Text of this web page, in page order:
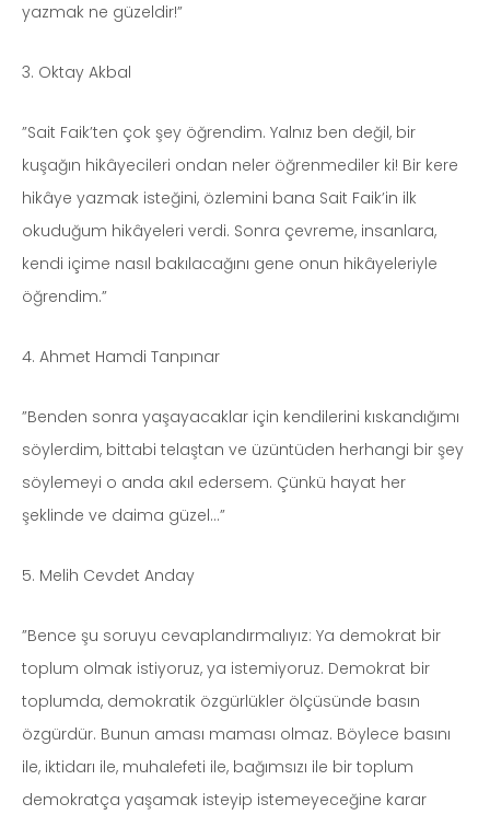
yazmak ne güzeldir!”
3. Oktay Akbal
”Sait Faik’ten çok şey öğrendim. Yalnız ben değil, bir
kuşağın hikâyecileri ondan neler öğrenmediler ki! Bir kere
hikâye yazmak isteğini, özlemini bana Sait Faik’in ilk
okuduğum hikâyeleri verdi. Sonra çevreme, insanlara,
kendi içime nasıl bakılacağını gene onun hikâyeleriyle
öğrendim.”
4. Ahmet Hamdi Tanpınar
”Benden sonra yaşayacaklar için kendilerini kıskandığımı
söylerdim, bittabi telaştan ve üzüntüden herhangi bir şey
söylemeyi o anda akıl edersem. Çünkü hayat her
şeklinde ve daima güzel…”
5. Melih Cevdet Anday
”Bence şu soruyu cevaplandırmalıyız: Ya demokrat bir
toplum olmak istiyoruz, ya istemiyoruz. Demokrat bir
toplumda, demokratik özgürlükler ölçüsünde basın
özgürdür. Bunun aması maması olmaz. Böylece basını
ile, iktidarı ile, muhalefeti ile, bağımsızı ile bir toplum
demokratça yaşamak isteyip istemeyeceğine karar